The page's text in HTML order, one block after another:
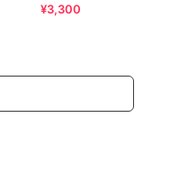
りたたみ傘
¥3,300